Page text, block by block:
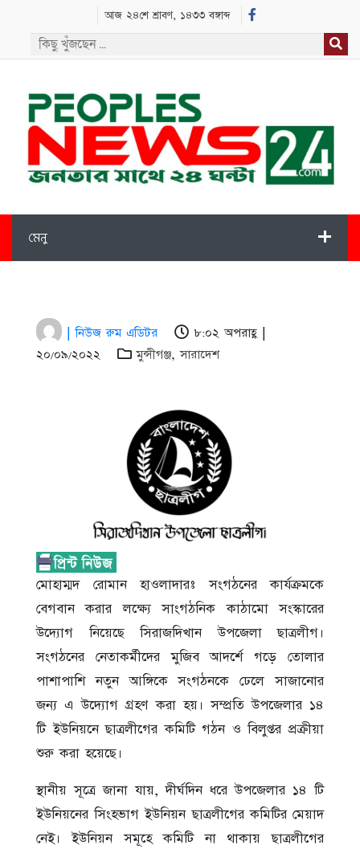
আজ ২৪শে শ্রাবণ, ১৪৩৩ বঙ্গাব্দ
মেনু
| নিউজ রুম এডিটর
৮:০২ অপরাহ্ণ |
২০/০৯/২০২২
মুন্সীগঞ্জ,সারাদেশ
মোহাম্মদ রোমান হাওলাদারঃ সংগঠনের কার্যক্রমকে
বেগবান করার লক্ষ্যে সাংগঠনিক কাঠামো সংস্কারের
উদ্যোগ নিয়েছে সিরাজদিখান উপজেলা ছাত্রলীগ।
সংগঠনের নেতাকর্মীদের মুজিব আদর্শে গড়ে তোলার
পাশাপাশি নতুন আঙ্গিকে সংগঠনকে ঢেলে সাজানোর
জন্য এ উদ্যোগ গ্রহণ করা হয়। সম্প্রতি উপজেলার ১৪
টি ইউনিয়নে ছাত্রলীগের কমিটি গঠন ও বিলুপ্তর প্রক্রীয়া
শুরু করা হয়েছে।
স্থানীয় সূত্রে জানা যায়, দীর্ঘদিন ধরে উপজেলার ১৪ টি
ইউনিয়নের সিংহভাগ ইউনিয়ন ছাত্রলীগের কমিটির মেয়াদ
নেই। ইউনিয়ন সমূহে কমিটি না থাকায় ছাত্রলীগের